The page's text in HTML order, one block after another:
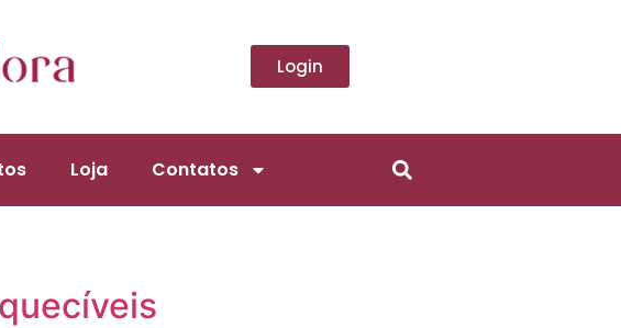
Login
Loja Contatos